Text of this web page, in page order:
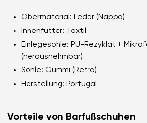
Obermaterial : Leder (Nappa)
Innenfutter: Textil
Einlegesohle: PU-Rezyklat +
(herausnehmbar)
Sohle: Gummi (Retro)
Herstellung: Portugal
Vorteile von Barfußschuhen